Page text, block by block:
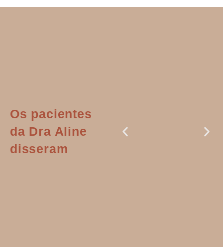
Os pacientes
da Dra Aline
disseram